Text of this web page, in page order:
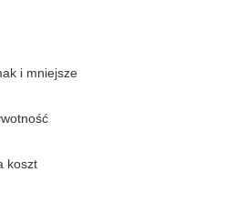
i mniejsze
koszt